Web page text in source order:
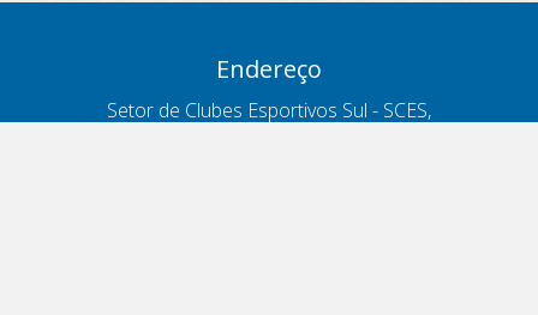
Endereço
Setor de Clubes Esportivos Sul - SCES,